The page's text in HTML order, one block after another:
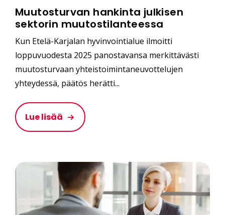
Muutosturvan hankinta julkisen
sektorin muutostilanteessa
Kun Etelä-Karjalan hyvinvointialue ilmoitti
loppuvuodesta 2025 panostavansa merkittävästi
muutosturvaan yhteistoimintaneuvottelujen
yhteydessä, päätös herätti...
Lue lisää